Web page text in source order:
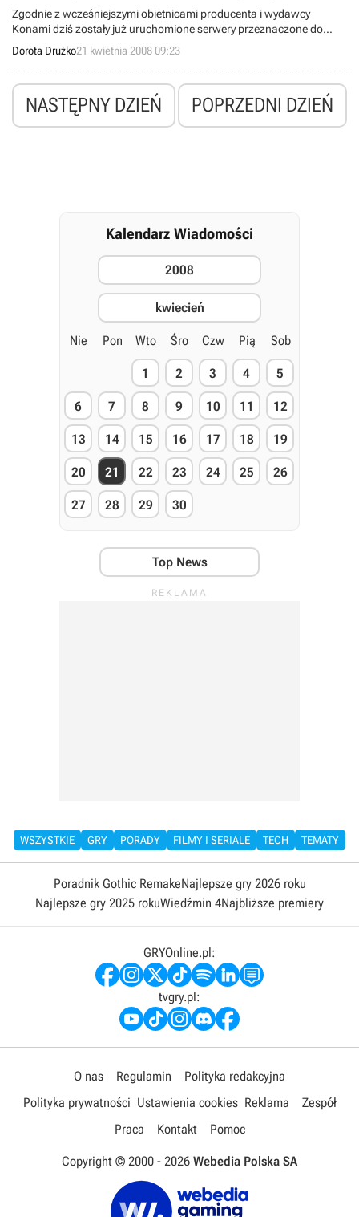
Zgodnie z wcześniejszymi obietnicami producenta i wydawcy
Konami dziś zostały już uruchomione serwery przeznaczone do
otwartych beta testów Metal Gear Online. Wziąć może w nich udział
każdy, kto ściągnął z PS Store plik zajmujący 741MB, a następnie
zarejestrował się na stronie Konami. Planowo testy maja potrwać do
6 maja.
Dorota Drużko21 kwietnia 2008 09:23
NASTĘPNY DZIEŃ POPRZEDNI DZIEŃ
Kalendarz Wiadomości
2008
kwiecień
Nie Pon Wto Śro Czw Pią Sob
1 2 3 4 5
6 7 8 9 10 11 12
13 14 15 16 17 18 19
20 21 22 23 24 25 26
27 28 29 30
Top News
WSZYSTKIE GRY PORADY FILMY I SERIALE TECH TEMATY
Poradnik Gothic RemakeNajlepsze gry 2026 roku
Najlepsze gry 2025 rokuWiedźmin 4Najbliższe premiery
GRYOnline.pl:
tvgry.pl:
O nas Regulamin
Polityka redakcyjna
Polityka prywatności Ustawienia cookies Reklama
Zespół
Praca
Kontakt Pomoc
Copyright © 2000 - 2026 Webedia Polska SA